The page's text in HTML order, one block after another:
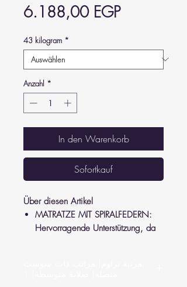
6.188,00 EGPPreis
43 kilogram *
Anzahl *
In den Warenkorb
Sofortkauf
Über diesen Artikel
MATRATZE MIT SPIRALFEDERN:
Hervorragende Unterstützung, da